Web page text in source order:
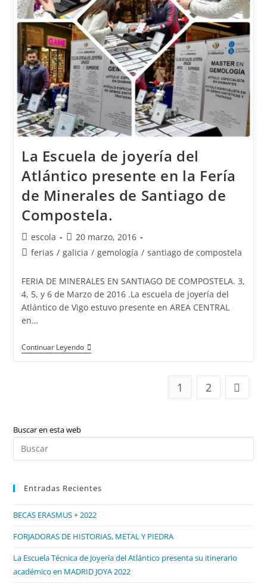
La Escuela de joyería del
Atlántico presente en la Fería
de Minerales de Santiago de
Compostela.
Autor
de
escola
Publicación
de
la
20 marzo, 2016
Categoría
la
entrada:
ferias / galicia / gemología / santiago de compostela
FERIA DE MINERALES EN SANTIAGO DE COMPOSTELA. 3,
4, 5, y 6 de Marzo de 2016 .La escuela de joyería del
Atlántico de Vigo estuvo presente en AREA CENTRAL
en…
Continuar LeyendoLa
Escuela
De
Compostela.
1 2 Ir a la
Buscar en esta web
Entradas Recientes
BECAS ERASMUS + 2022
FORJADORAS DE HISTORIAS, METAL Y PIEDRA
La Escuela Técnica de Joyería del Atlántico presenta su itinerario
académico en MADRID JOYA 2022